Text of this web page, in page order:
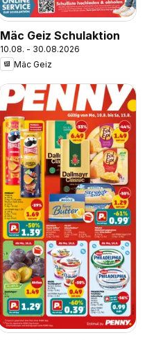
Mäc Geiz Schulaktion
10.08. - 30.08.2026
Mäc Geiz